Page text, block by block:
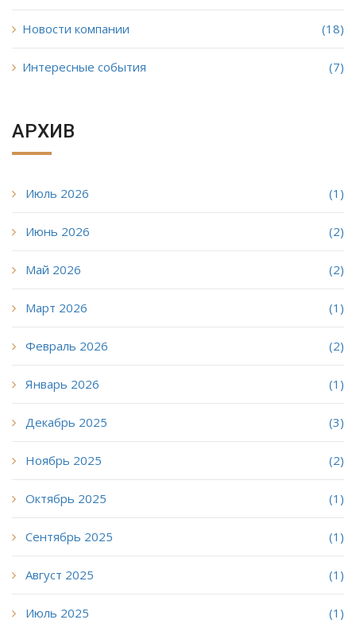
Новости компании (18)
Интересные события (7)
АРХИВ
Июль 2026 (1)
Июнь 2026 (2)
Май 2026 (2)
Март 2026 (1)
Февраль 2026 (2)
Январь 2026 (1)
Декабрь 2025 (3)
Ноябрь 2025 (2)
Октябрь 2025 (1)
Сентябрь 2025 (1)
Август 2025 (1)
Июль 2025 (1)